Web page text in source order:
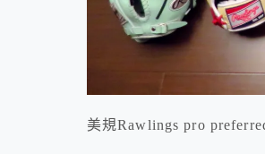
美規Rawlings pro